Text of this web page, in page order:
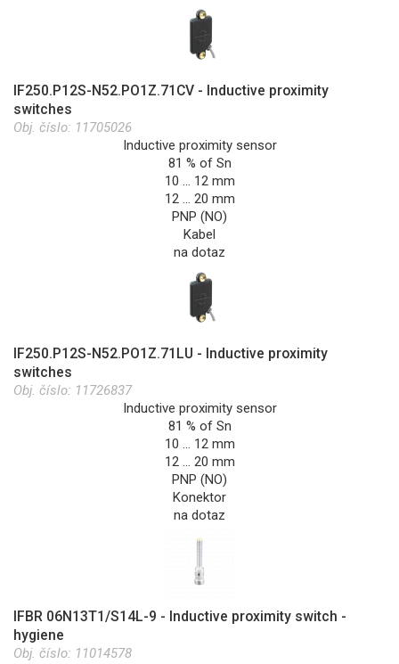
IF250.P12S-N52.PO1Z.71CV - Inductive proximity
switches
Obj. číslo: 11705026
Inductive proximity sensor
81 % of Sn
10 … 12 mm
12 … 20 mm
PNP (NO)
Kabel
na dotaz
IF250.P12S-N52.PO1Z.71LU - Inductive proximity
switches
Obj. číslo: 11726837
Inductive proximity sensor
81 % of Sn
10 … 12 mm
12 … 20 mm
PNP (NO)
Konektor
na dotaz
IFBR 06N13T1/S14L-9 - Inductive proximity switch -
hygiene
Obj. číslo: 11014578